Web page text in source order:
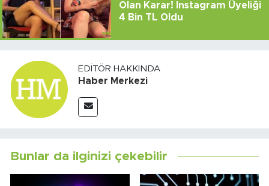
Olan Karar! Instagram Üyeliği
4 Bin TL Oldu
EDITÖR HAKKINDA
Haber Merkezi
Bunlar da ilginizi çekebilir